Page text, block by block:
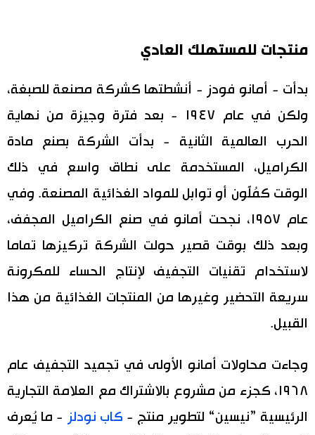
منتجات للمستهلك العادي
بدأت - أمانو فودز - أنشطتها كشركة مصنعة للصبغة،
ولكن في عام ١٩٤٧ - بعد فترة وجيزة من نهاية
الحرب العالمية الثانية - بدأت الشركة بصنع مادة
الكراميل، المستخدمة على نطاق واسع في ذلك
الوقت كمُلَّون أو توابل للمواد الغذائية المصنعة. وفي
عام ١٩٥٧، نجحت أمانو في صنع الكراميل المجفف،
وبعد ذلك بوقت قصير حولت الشركة تركيزها تماما
لاستخدام تقنيات التجفيف لإنتاج الحساء للمكرونة
سريعة التحضير وغيرها من المنتجات الغذائية من هذا
القبيل.
وجاءت محاولات أمانو الأولى في تجميد التجفيف عام
١٩٦٨، كجزء من مشروع بالاشتراك مع العلامة التجارية
الرئيسية ”نيسين“ لتطوير منتج - كاب نودلز - ما يُعرف